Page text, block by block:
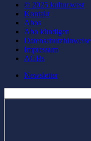
© 2025 kultur.west
Kontakt
Abos
Abo kündigen
Datenschutzhinweise
Impressum
AGBs
Newsletter